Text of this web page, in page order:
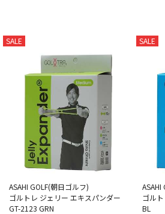
SALE
ASAHI GOLF(朝日ゴルフ)
ゴルトレ ジェリー エキスパンダー
GT-2123 GRN
SALE
ASAHI
ゴル
BL